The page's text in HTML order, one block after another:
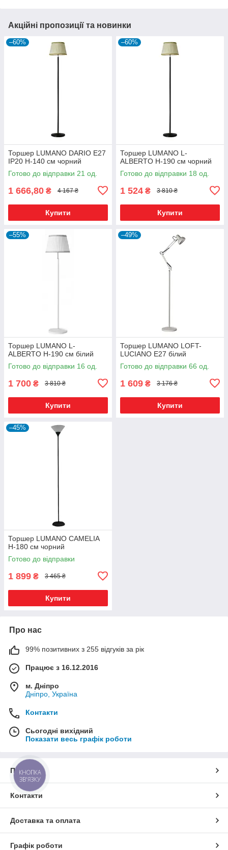
Акційні пропозиції та новинки
–60%
Торшер LUMANO DARIO E27
IP20 H-140 см чорний
Готово до відправки 21 од.
1 666,80 ₴ 4 167 ₴
Купити
–60%
Торшер LUMANO L-
ALBERTO H-190 см чорний
Готово до відправки 18 од.
1 524 ₴ 3 810 ₴
Купити
–55%
Торшер LUMANO L-
ALBERTO H-190 см білий
Готово до відправки 16 од.
1 700 ₴ 3 810 ₴
Купити
–49%
Торшер LUMANO LOFT-
LUCIANO E27 білий
Готово до відправки 66 од.
1 609 ₴ 3 176 ₴
Купити
–45%
Торшер LUMANO CAMELIA
H-180 см чорний
Готово до відправки
1 899 ₴ 3 465 ₴
Купити
Про нас
99% позитивних з 255 відгуків за рік
Працює з 16.12.2016
м. Дніпро
Дніпро, Україна
Контакти
Сьогодні вихідний
Показати весь графік роботи
Про нас
Контакти
Доставка та оплата
Графік роботи
КНОПКА
ЗВ'ЯЗКУ